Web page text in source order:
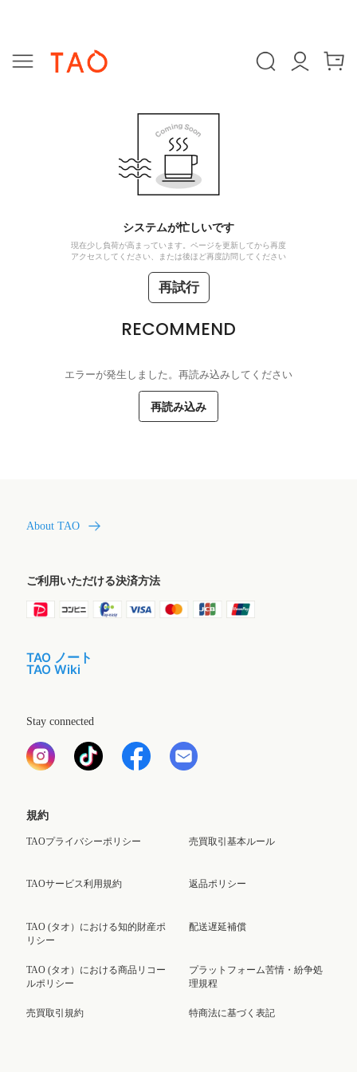
システムが忙しいです
現在少し負荷が高まっています。ページを更新してから再度
アクセスしてください、または後ほど再度訪問してください
再試行
RECOMMEND
エラーが発生しました。再読み込みしてください
再読み込み
About TAO
ご利用いただける決済方法
TAO ノート
TAO Wiki
Stay connected
規約
TAOプライバシーポリシー
TAOサービス利用規約
TAO (タオ）における知的財産ポ
リシー
TAO (タオ）における商品リコー
ルポリシー
売買取引規約
売買取引基本ルール
返品ポリシー
配送遅延補償
プラットフォーム苦情・紛争処
理規程
特商法に基づく表記